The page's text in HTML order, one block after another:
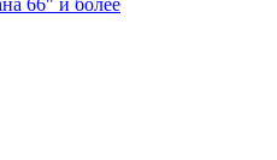
66" и более